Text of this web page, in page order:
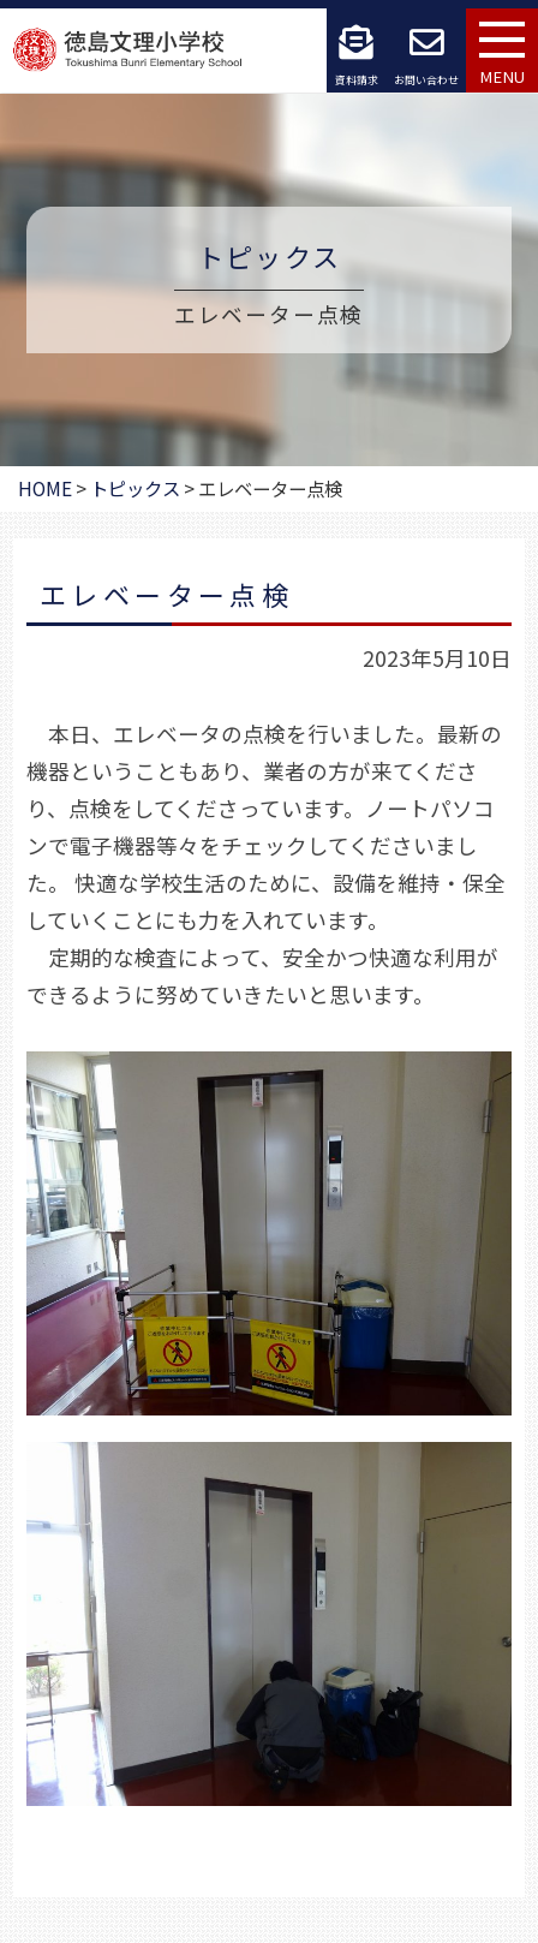
コ
ン
ン
ス
ッ
資料請求 お問い合わせ MENU
トピックス
エレベーター点検
HOME> トピックス >エレベーター点検
エレベーター点検
2023年5月10日
本日、エレベータの点検を行いました。最新の
機器ということもあり、業者の方が来てくださ
り、点検をしてくださっています。ノートパソコ
ンで電子機器等々をチェックしてくださいまし
た。 快適な学校生活のために、設備を維持・保全
していくことにも力を入れています。
定期的な検査によって、安全かつ快適な利用が
できるように努めていきたいと思います。